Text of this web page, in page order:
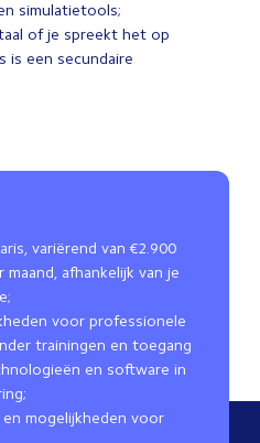
simulatietools;
of je spreekt het op
is een secundaire
variërend van €2.900
afhankelijk van je
voor professionele
trainingen en toegang
en software in
mogelijkheden voor